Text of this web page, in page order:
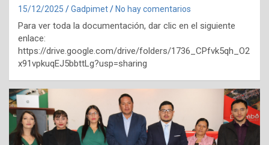
15/12/2025 Gadpimet No hay comentarios
Para ver toda la documentación, dar clic en el siguiente
enlace:
https://drive.google.com/drive/folders/1736_CPfvk5qh_O2
x91vpkuqEJ5bbttLg?usp=sharing